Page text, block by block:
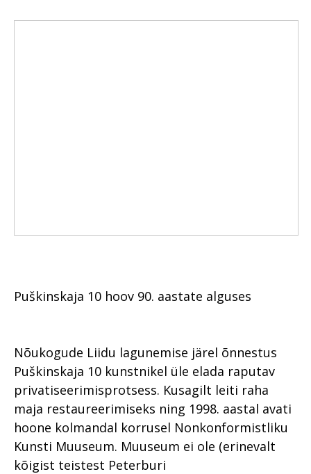
Puškinskaja 10 hoov 90. aastate alguses
Nõukogude Liidu lagunemise järel õnnestus
Puškinskaja 10 kunstnikel üle elada raputav
privatiseerimisprotsess. Kusagilt leiti raha
maja restaureerimiseks ning 1998. aastal avati
hoone kolmandal korrusel Nonkonformistliku
Kunsti Muuseum. Muuseum ei ole (erinevalt
kõigist teistest Peterburi